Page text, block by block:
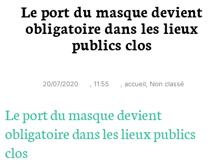
Le port du masque devient
obligatoire dans les lieux
publics clos
20/07/2020 , 11:55 , accueil, Non classé
Le port du masque devient
obligatoire dans les lieux publics
clos